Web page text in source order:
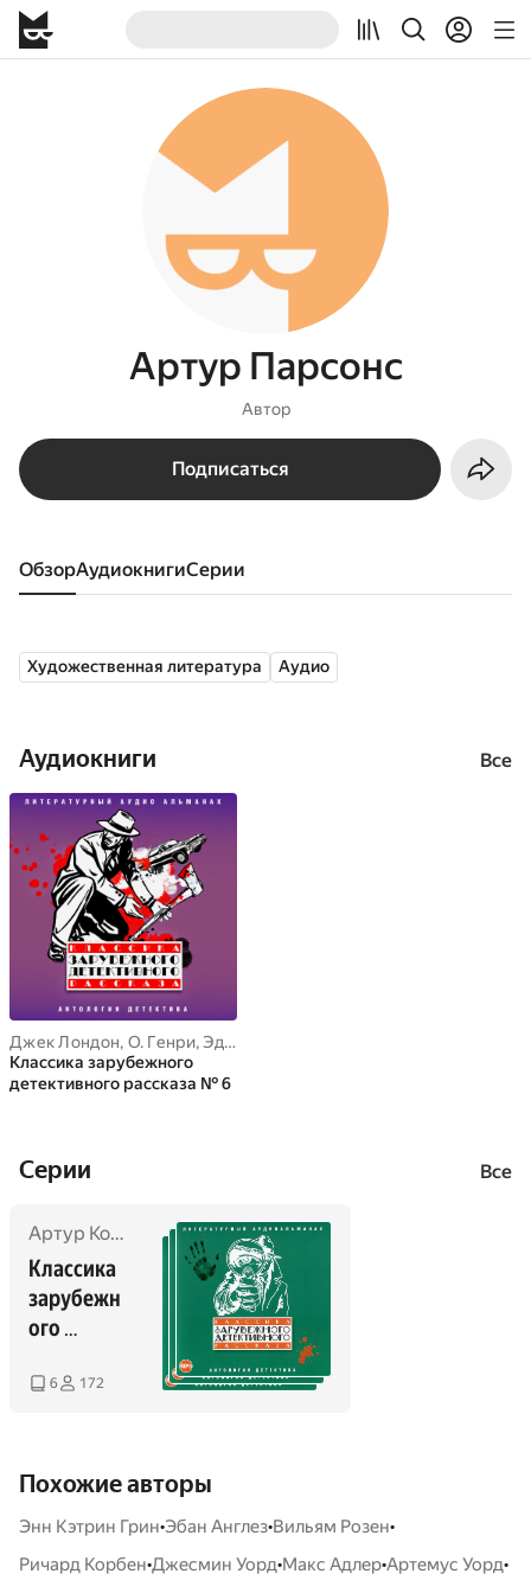
Артур Парсонс
Автор
Подписаться
Обзор аудиокниги серии
Художественная литература Аудио
Аудиокниги Все
Джек Лондон, О. Генри,Эдгар Уоллес
Классика зарубежного
детективного рассказа № 6
Cерии Все
Артур Конан Дойл ,Гилберт Кит Честертон
Классика
зарубежн
ого
ого
6 172
Похожие авторы
Энн Кэтрин Грин•Эбан Англез•Вильям Розен•
Ричард Корбен•Джесмин Уорд•Макс Адлер•Артемус Уорд•